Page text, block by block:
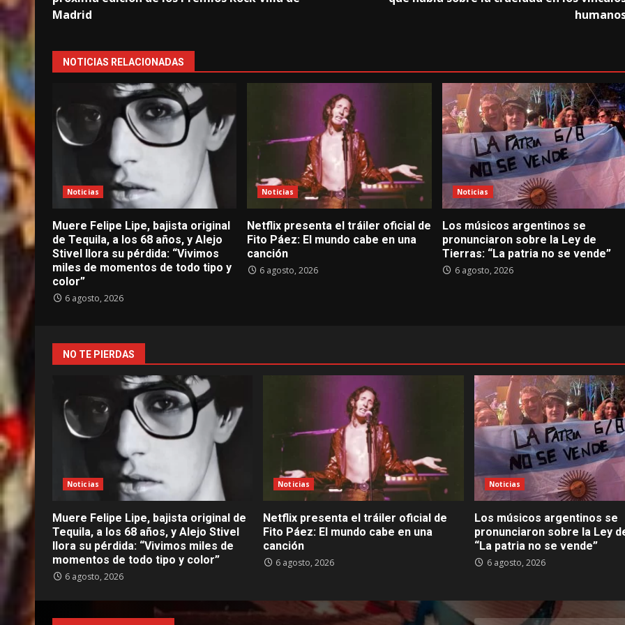
Madrid
NOTICIAS RELACIONADAS
Noticias
Muere Felipe Lipe, bajista original
de Tequila, a los 68 años, y Alejo
Stivel llora su pérdida: “Vivimos
miles de momentos de todo tipo y
color”
6 agosto, 2026
Noticias
Netflix presenta el tráiler oficial de
Fito Páez: El mundo cabe en una
canción
6 agosto, 2026
Noticias
Los músicos argentinos se
pronunciaron sobre la Ley de
Tierras: “La patria no se vende”
6 agosto, 2026
NO TE PIERDAS
Noticias
Muere Felipe Lipe, bajista original de
Tequila, a los 68 años, y Alejo Stivel
llora su pérdida: “Vivimos miles de
momentos de todo tipo y color”
6 agosto, 2026
Noticias
Netflix presenta el tráiler oficial de
Fito Páez: El mundo cabe en una
canción
6 agosto, 2026
Noticias
Los músicos argentinos se
pronunciaron sobre la Ley
“La patria no se vende”
6 agosto, 2026